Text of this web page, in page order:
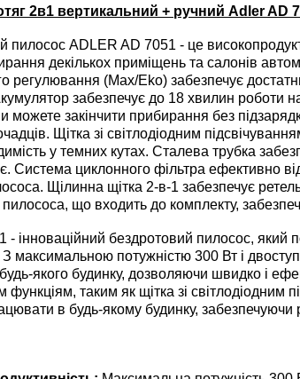
2в1 вертикальний + ручний Adler AD
пилосос ADLER AD 7051 - це
декількох приміщень та салонів
регулювання (Max/Eko) забезпечує
забезпечує до 18 хвилин роботи
можете закінчити прибирання без
Щітка зі світлодіодним
у темних кутах. Сталева трубка
Система циклонного фільтра ефективно
Щілинна щітка 2-в-1 забезпечує
що входить до комплекту,
інноваційний бездротовий пилосос, який
максимальною потужністю 300 Вт і
якого будинку, дозволяючи швидко і
функціям, таким як щітка зі світлодіодним
в будь-якому будинку,